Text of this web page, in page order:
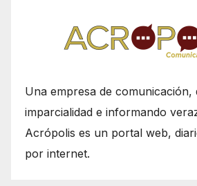
Una empresa de
imparcialidad e informando
Acrópolis es un portal web,
por internet.